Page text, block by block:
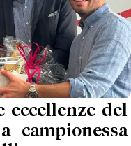
eccellenze del
campionessa